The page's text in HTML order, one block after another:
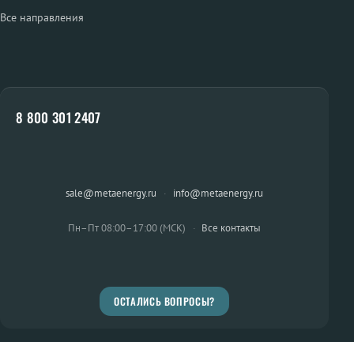
Все направления
8 800 301 2407
sale@metaenergy.ru · info@metaenergy.ru
Пн–Пт 08:00–17:00 (МСК) · Все контакты
ОСТАЛИСЬ ВОПРОСЫ?